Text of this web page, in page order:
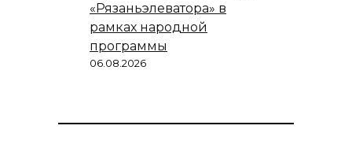
«Рязаньэлеватора» в
рамках народной
программы
06.08.2026